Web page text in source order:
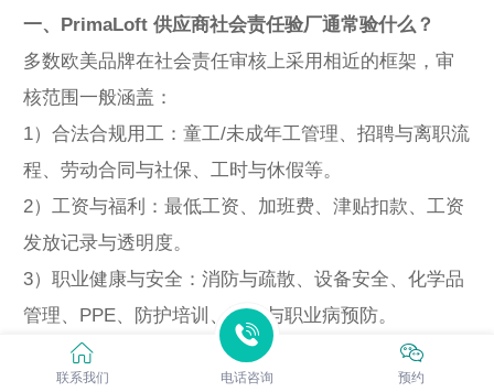
一、PrimaLoft 供应商社会责任验厂通常验什么？
多数欧美品牌在社会责任审核上采用相近的框架，审
核范围一般涵盖：
1）合法合规用工：童工/未成年工管理、招聘与离职流
程、劳动合同与社保、工时与休假等。
2）工资与福利：最低工资、加班费、津贴扣款、工资
发放记录与透明度。
3）职业健康与安全：消防与疏散、设备安全、化学品
管理、PPE、防护培训、工伤与职业病预防。
4）工作环境与福利设施：宿舍、食堂、饮水、卫生
联系我们 电话咨询 预约